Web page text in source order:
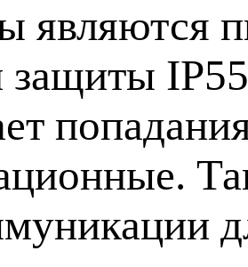
являются
защиты